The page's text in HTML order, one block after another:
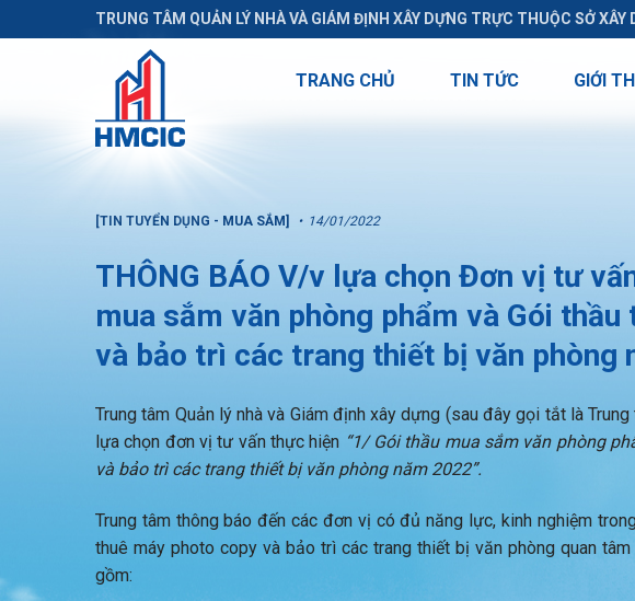
TRUNG TÂM QUẢN LÝ NHÀ VÀ GIÁM ĐỊNH XÂY DỰNG TRỰC THUỘC SỞ
TRANG CHỦ TIN TỨC GIỚI
[TIN TUYỂN DỤNG - MUA SẮM] 14/01/2022
THÔNG BÁO V/v lựa chọn Đơn vị tư
mua sắm văn phòng phẩm và Gói
và bảo trì các trang thiết bị văn phòng
Trung tâm Quản lý nhà và Giám định xây dựng (sau đây gọi tắt là
lựa chọn đơn vị tư vấn thực hiện “1/ Gói thầu mua sắm văn phòng
và bảo trì các trang thiết bị văn phòng năm 2022”.
Trung tâm thông báo đến các đơn vị có đủ năng lực, kinh nghiệm
thuê máy photo copy và bảo trì các trang thiết bị văn phòng quan
gồm: